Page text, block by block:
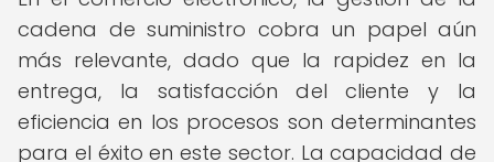
cadena de suministro cobra un papel aún
más relevante, dado que la rapidez en la
entrega, la satisfacción del cliente y la
eficiencia en los procesos son determinantes
para el éxito en este sector. La capacidad de